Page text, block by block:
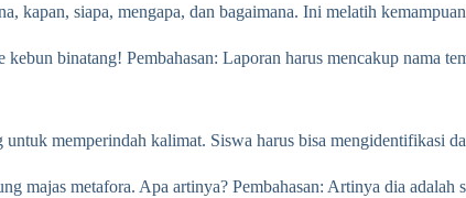
kapan, siapa, mengapa, dan bagaimana. Ini melatih
binatang! Pembahasan: Laporan harus mencakup nama
memperindah kalimat. Siswa harus bisa mengidentifikasi
majas metafora. Apa artinya? Pembahasan: Artinya dia